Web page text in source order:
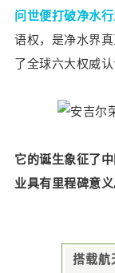
问世便打破净水
语权，是净水界
了全球六大权威认
它的诞生象征了
业具有里程碑意义
搭载航